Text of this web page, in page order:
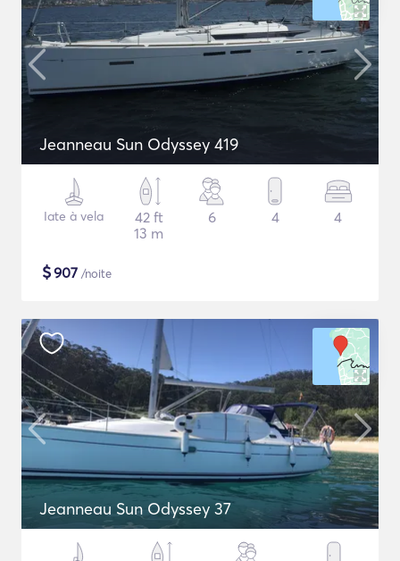
Jeanneau Sun Odyssey 419
Iate à vela
42 ft
13 m
6 4 4
$907 /noite
Jeanneau Sun Odyssey 37